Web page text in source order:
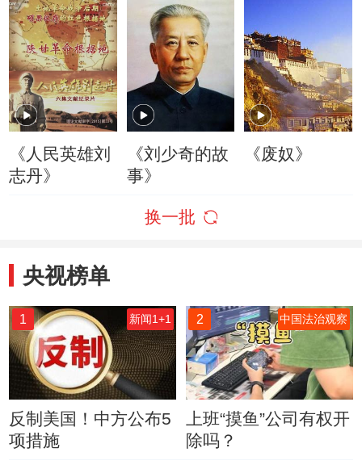
《人民英雄刘
志丹》
《刘少奇的故
事》
《废奴》
换一批
央视榜单
1 新闻1+1
反制美国！中方公布5
项措施
2 中国法治观察
上班“摸鱼”公司有权开
除吗？